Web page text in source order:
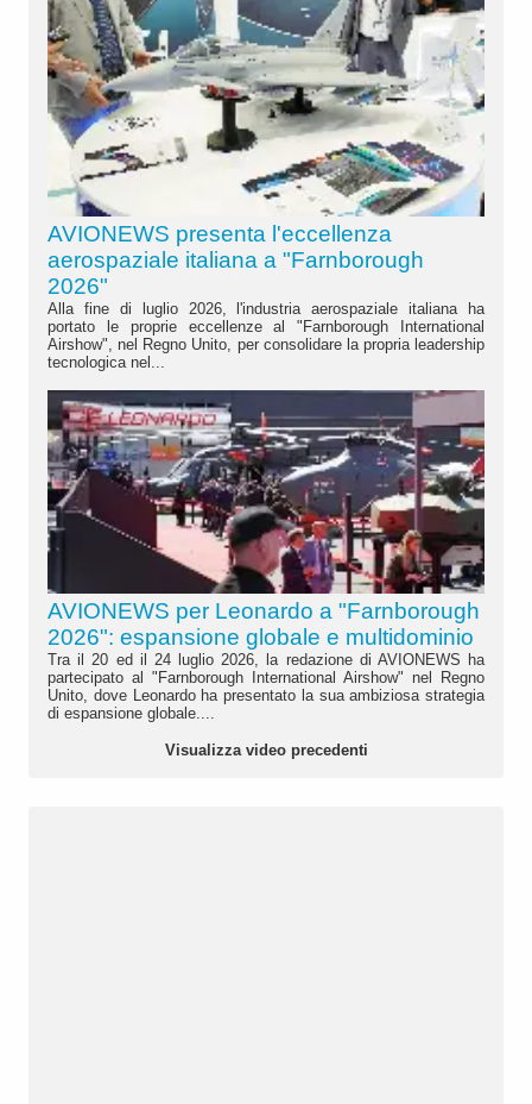
AVIONEWS presenta l'eccellenza
aerospaziale italiana a "Farnborough
2026"
Alla fine di luglio 2026, l'industria aerospaziale italiana ha
portato le proprie eccellenze al "Farnborough International
Airshow", nel Regno Unito, per consolidare la propria leadership
tecnologica nel...
AVIONEWS per Leonardo a "Farnborough
2026": espansione globale e multidominio
Tra il 20 ed il 24 luglio 2026, la redazione di AVIONEWS ha
partecipato al "Farnborough International Airshow" nel Regno
Unito, dove Leonardo ha presentato la sua ambiziosa strategia
di espansione globale....
Visualizza video precedenti